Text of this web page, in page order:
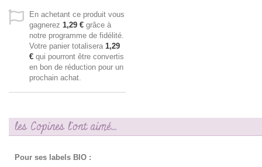
En achetant ce produit vous
gagnerez 1,29 € grâce à
notre programme de fidélité.
Votre panier totalisera 1,29
€ qui pourront être convertis
en bon de réduction pour un
prochain achat.
les Copines l'ont aimé...
Pour ses labels BIO :